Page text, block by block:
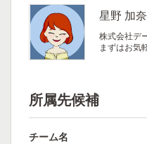
星野 加
株式会社デ
まずはお気
所属先候補
チーム名